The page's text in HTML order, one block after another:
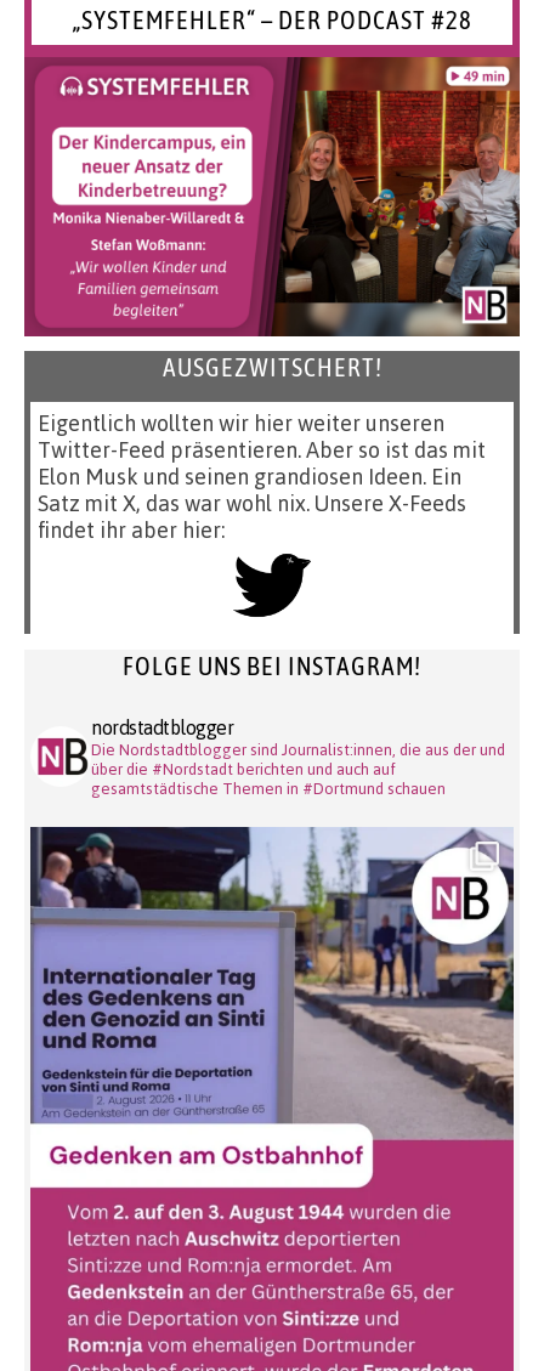
„SYSTEMFEHLER“ – DER PODCAST #28
AUSGEZWITSCHERT!
Eigentlich wollten wir hier weiter unseren
Twitter-Feed präsentieren. Aber so ist das mit
Elon Musk und seinen grandiosen Ideen. Ein
Satz mit X, das war wohl nix. Unsere X-Feeds
findet ihr aber hier:
FOLGE UNS BEI INSTAGRAM!
nordstadtblogger
Die Nordstadtblogger sind Journalist:innen, die aus der und
über die #Nordstadt berichten und auch auf
gesamtstädtische Themen in #Dortmund schauen